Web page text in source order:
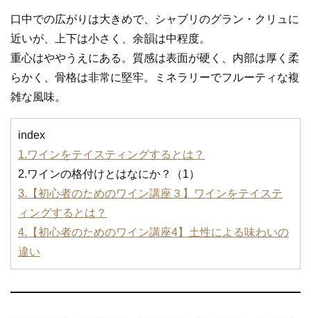
口中での広がりは大きめで、シャブリのグラン・クリュに
近いが、上下は小さく、余韻は中程度。
重心はややうえにある。質感は表面が硬く、内部は厚く柔
らかく、骨格は非常に堅牢。ミネラリーでフルーティな複
雑な風味。
index
1.ワインをテイスティングするとは？
2.ワインの格付けとはなにか？（1）
3.【初心者のためのワイン講座３】ワインをテイステ
ィングするとは？
4.【初心者のためのワイン講座4】土性による味わいの
違い